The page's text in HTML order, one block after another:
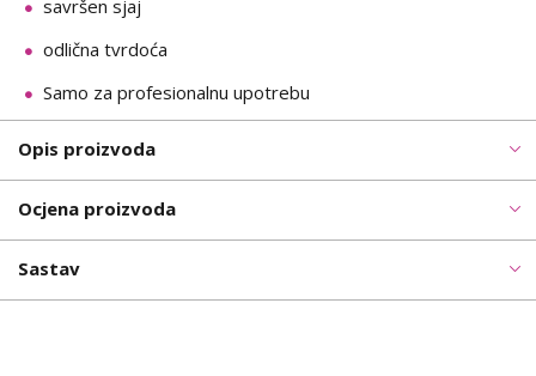
savršen sjaj
odlična tvrdoća
Samo za profesionalnu upotrebu
Opis proizvoda
Ocjena proizvoda
Sastav